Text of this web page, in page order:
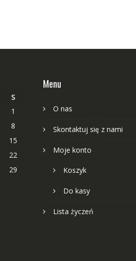
S
1
8
15
22
29
Menu
O nas
Skontaktuj się z nami
Moje konto
Koszyk
Do kasy
Lista życzeń